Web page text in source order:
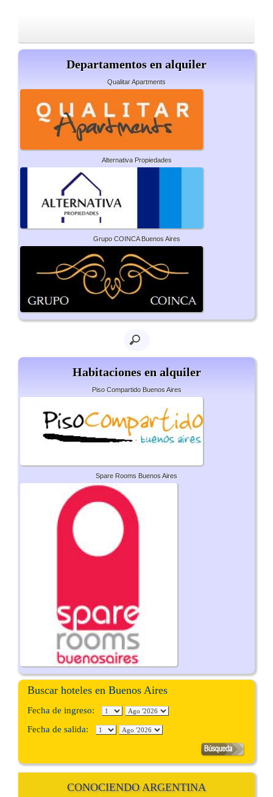
Departamentos en alquiler
Qualitar Apartments
Alternativa Propiedades
Grupo COINCA Buenos Aires
Habitaciones en alquiler
Piso Compartido Buenos Aires
Spare Rooms Buenos Aires
Buscar hoteles en Buenos Aires
Fecha de ingreso:
Fecha de salida:
CONOCIENDO ARGENTINA